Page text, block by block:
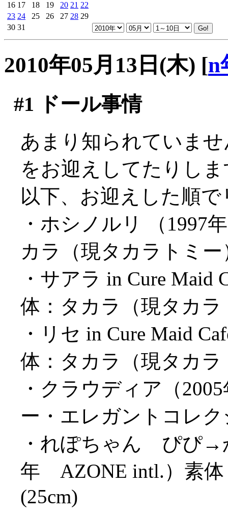
16 17 18 19 20 21 22
23 24 25 26 27 28 29
30 31
2010年05月13日(木) [n
#1 ドール事情
あまり知られていま
をお迎えしてたりし
以下、お迎えした順
・ホシノルリ （1997
カラ（現タカラトミ
・サアラ in Cure
体：タカラ（現タカラ
・リセ in Cure Maid
体：タカラ（現タカラ
・クラウディア（
ー・エレガントコレク
・れぽちゃん ぴぴ→
年 AZONE intl.）素体
(25cm)